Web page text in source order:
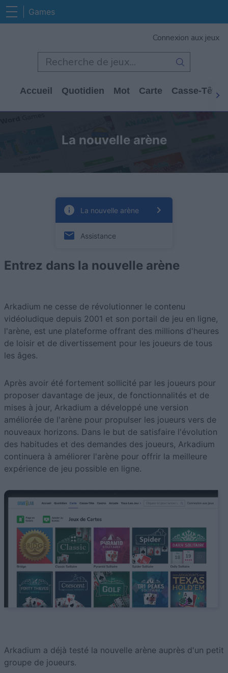
Games
Connexion aux jeux
Accueil Quotidien Mot Carte Casse-Tête
La nouvelle arène
La nouvelle arène
Assistance
Entrez dans la nouvelle arène
Arkadium ne cesse de révolutionner le contenu
vidéoludique depuis 2001 et son portail de jeu en ligne,
l'arène, est une plateforme offrant des millions d'heures
de loisir et de divertissement pour les joueurs de tous
les âges.
Après avoir été fortement sollicité par les joueurs pour
proposer davantage de jeux, de fonctionnalités et de
mises à jour, Arkadium a développé une version
améliorée de l'arène pour propulser les joueurs vers de
nouveaux horizons. Dans le but de satisfaire l'évolution
des habitudes et des demandes des joueurs, Arkadium
continuera à améliorer l'arène pour offrir la meilleure
expérience de jeu possible en ligne.
Arkadium a déjà testé la nouvelle arène auprès d'un petit
groupe de joueurs.